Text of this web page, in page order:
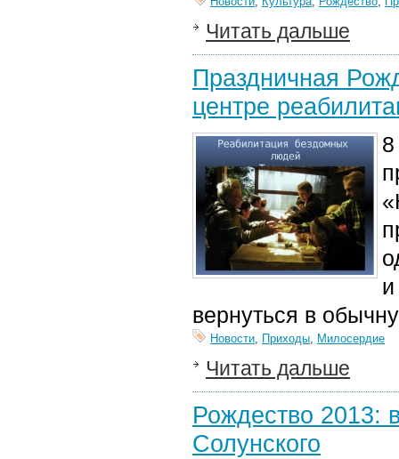
Читать дальше
Праздничная
центре
вернуться в
Новости, Приходы, Милосердие
Читать дальше
Рождество 2013:
Солунского